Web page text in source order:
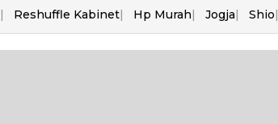
Reshuffle Kabinet Hp Murah Jogja Shio